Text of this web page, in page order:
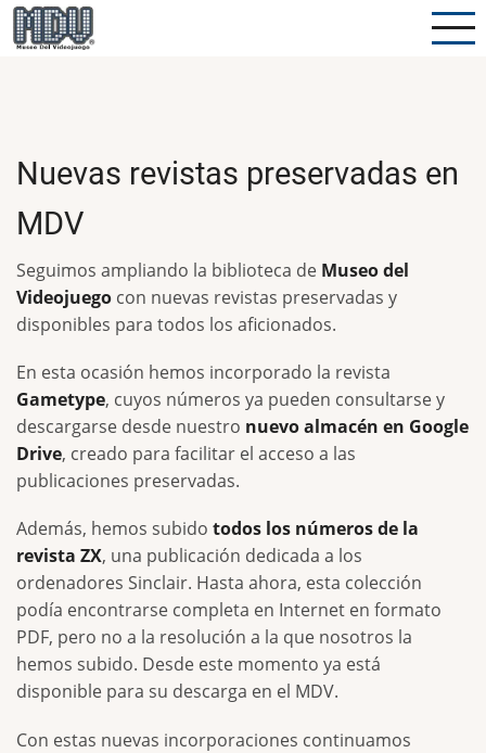
Pasar
al
Nuevas revistas preservadas en
MDV
Seguimos ampliando la biblioteca de Museo del
Videojuego con nuevas revistas preservadas y
disponibles para todos los aficionados.
En esta ocasión hemos incorporado la revista
Gametype, cuyos números ya pueden consultarse y
descargarse desde nuestro nuevo almacén en Google
Drive, creado para facilitar el acceso a las
publicaciones preservadas.
Además, hemos subido todos los números de la
revista ZX, una publicación dedicada a los
ordenadores Sinclair. Hasta ahora, esta colección
podía encontrarse completa en Internet en formato
PDF, pero no a la resolución a la que nosotros la
hemos subido. Desde este momento ya está
disponible para su descarga en el MDV.
Con estas nuevas incorporaciones continuamos